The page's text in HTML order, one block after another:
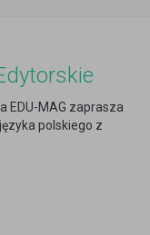
EDU-MAG zaprasza
polskiego z